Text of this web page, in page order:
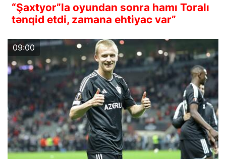
“Şaxtyor”la oyundan sonra hamı Toralı
tənqid etdi, zamana ehtiyac var”
09:00